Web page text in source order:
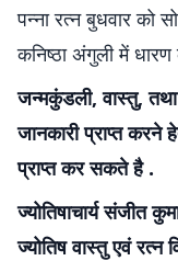
पन्ना रत्न बुधवार को
कनिष्ठा अंगुली में
जन्मकुंडली, वास्तु,
जानकारी प्राप्त करने
प्राप्त कर सकते है .
ज्योतिषाचार्य संजीत
ज्योतिष वास्तु एवं रत्न